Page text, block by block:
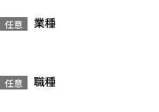
業種
任意
職種
任意